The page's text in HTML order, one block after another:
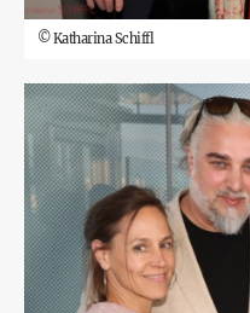
©Katharina Schiffl